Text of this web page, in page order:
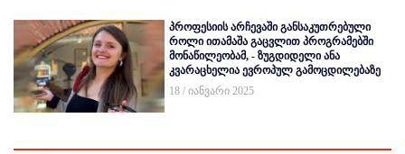
პროფესიის არჩევაში განსაკუთრებული
როლი ითამაშა გაცვლით პროგრამებში
მონაწილეობამ, - ზუგდიდელი ანა
კვარაცხელია ევროპულ გამოცდილებაზე
18 / იანვარი 2025